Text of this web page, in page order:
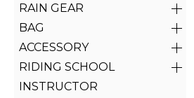
RAIN GEAR
BAG
ACCESSORY
RIDING SCHOOL
INSTRUCTOR